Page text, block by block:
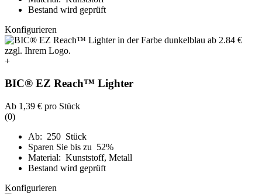
Bestand wird geprüft
Konfigurieren
+
BIC® EZ Reach™ Lighter
Ab 1,39 € pro Stück
(0)
Ab: 250 Stück
Sparen Sie bis zu 52%
Material: Kunststoff, Metall
Bestand wird geprüft
Konfigurieren